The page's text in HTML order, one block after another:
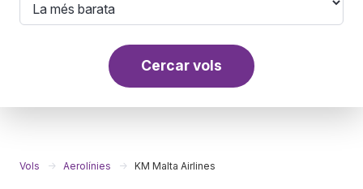
Cercar vols
Vols Aerolínies KM Malta Airlines